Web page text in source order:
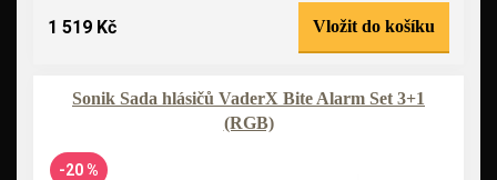
1 519 Kč Vložit do košíku
Sonik Sada hlásičů VaderX Bite Alarm Set 3+1
(RGB)
-20 %